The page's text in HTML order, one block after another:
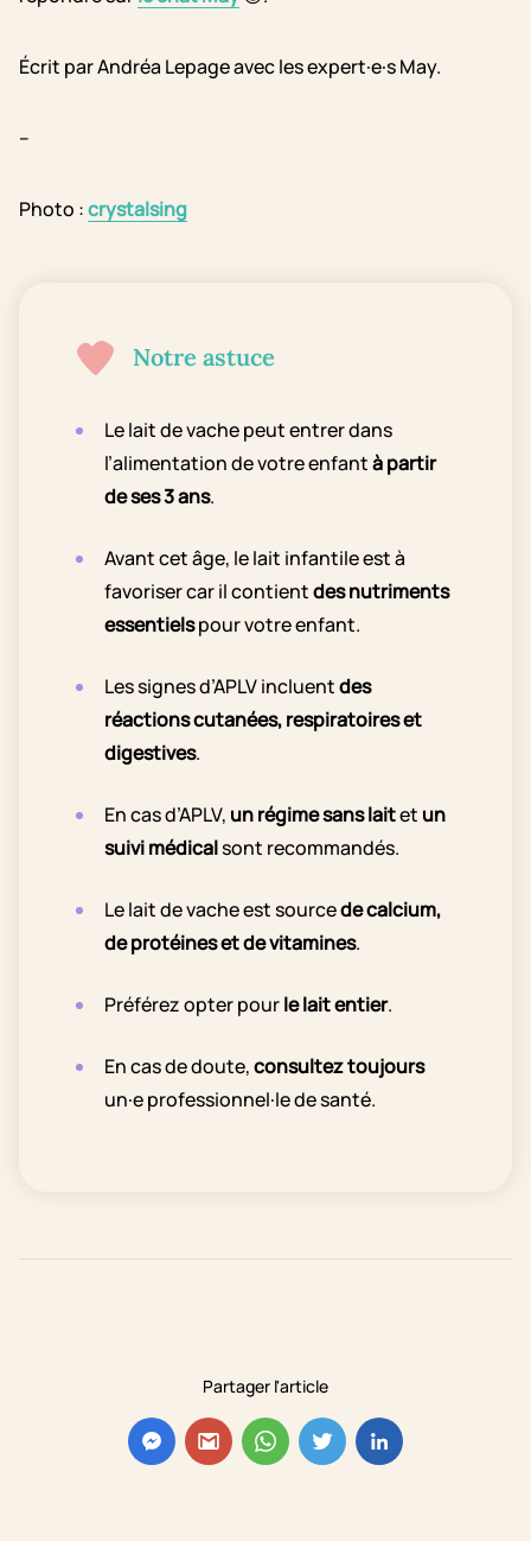
Partager l'article
Écrit par Andréa Lepage avec les expert·e·s May.
–
Photo :crystalsing
Notre astuce
Le lait de vache peut entrer dans
l’alimentation de votre enfantà partir
de ses 3 ans.
Avant cet âge, le lait infantile est à
favoriser car il contientdes nutriments
essentielspour votre enfant.
Les signes d’APLV incluentdes
réactions cutanées, respiratoires et
digestives.
En cas d’APLV, un régime sans laitet un
suivi médicalsont recommandés.
Le lait de vache est sourcede calcium,
de protéines et de vitamines.
Préférez opter pourle lait entier.
En cas de doute,consultez toujours
un·e professionnel·le de santé.